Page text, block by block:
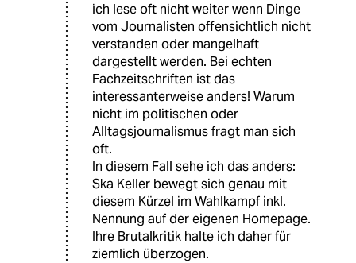
ich lese oft nicht weiter wenn Dinge
vom Journalisten offensichtlich nicht
verstanden oder mangelhaft
dargestellt werden. Bei echten
Fachzeitschriften ist das
interessanterweise anders! Warum
nicht im politischen oder
Alltagsjournalismus fragt man sich
oft.
In diesem Fall sehe ich das anders:
Ska Keller bewegt sich genau mit
diesem Kürzel im Wahlkampf inkl.
Nennung auf der eigenen Homepage.
Ihre Brutalkritik halte ich daher für
ziemlich überzogen.